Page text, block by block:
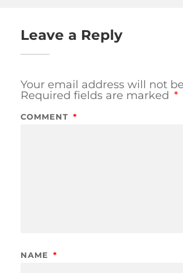
Leave a Reply
Your email address will not
Required fields are marked *
COMMENT *
NAME *